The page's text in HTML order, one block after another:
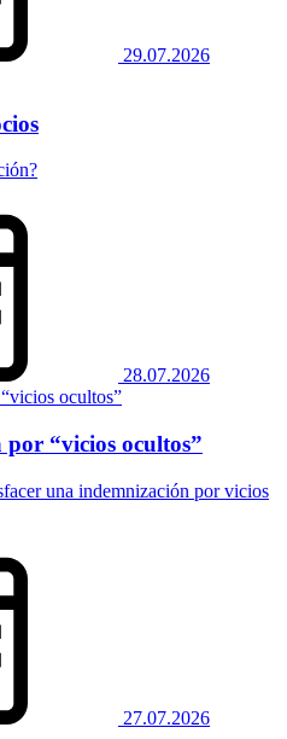
29.07.2026
28.07.2026
por “vicios ocultos”
una indemnización por vicios
27.07.2026